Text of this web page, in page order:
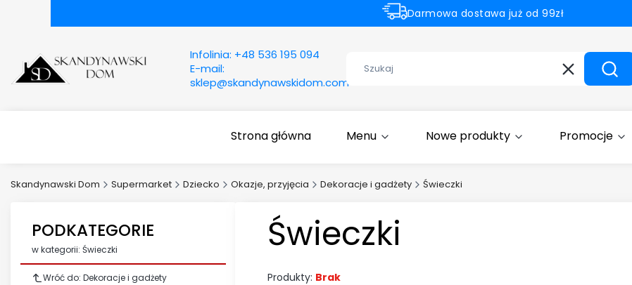
Darmowa dostawa już od 99zł
Infolinia: +48 536 195 094
E-mail:
sklep@skandynawskidom.com
WyczyśćSzukaj
Strona główna Menu Nowe produkty Promocje
Skandynawski Dom Supermarket Dziecko Okazje, przyjęcia Dekoracje i gadżety Świeczki
PODKATEGORIE
w kategorii: Świeczki
Wróć do: Dekoracje i gadżety
Świeczki
Produkty: Brak